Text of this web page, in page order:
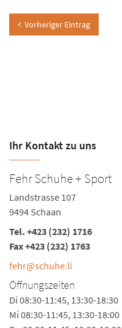
Vorheriger Eintrag
Ihr Kontakt zu uns
Fehr Schuhe + Sport
Landstrasse 107
9494 Schaan
Tel. +423 (232) 1716
Fax +423 (232) 1763
fehr@schuhe.li
Öffnungszeiten
Di 08:30-11:45, 13:30-18:30
Mi 08:30-11:45, 13:30-18:00